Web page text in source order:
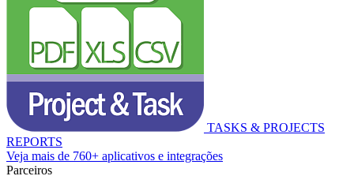
TASKS & PROJECTS
REPORTS
Veja mais de 760+ aplicativos e integrações
Parceiros